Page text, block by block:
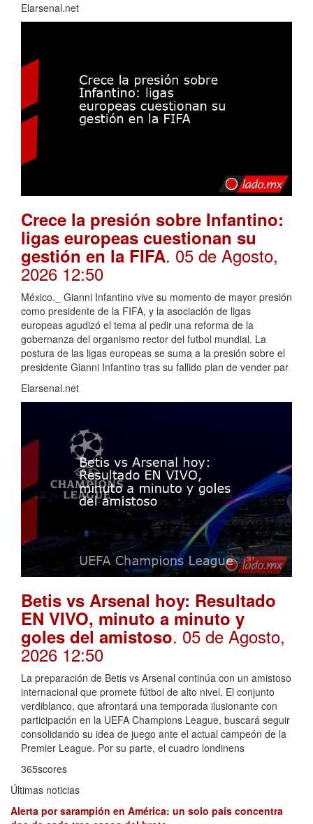
Elarsenal.net
Crece la presión sobre Infantino:
ligas europeas cuestionan su
gestión en la FIFA. 05 de Agosto,
2026 12:50
México._ Gianni Infantino vive su momento de mayor presión
como presidente de la FIFA, y la asociación de ligas
europeas agudizó el tema al pedir una reforma de la
gobernanza del organismo rector del futbol mundial. La
postura de las ligas europeas se suma a la presión sobre el
presidente Gianni Infantino tras su fallido plan de vender par
Elarsenal.net
Betis vs Arsenal hoy: Resultado
EN VIVO, minuto a minuto y
goles del amistoso. 05 de Agosto,
2026 12:50
La preparación de Betis vs Arsenal continúa con un amistoso
internacional que promete fútbol de alto nivel. El conjunto
verdiblanco, que afrontará una temporada ilusionante con
participación en la UEFA Champions League, buscará seguir
consolidando su idea de juego ante el actual campeón de la
Premier League. Por su parte, el cuadro londinens
365scores
Últimas noticias
Alerta por sarampión en América: un solo país concentra